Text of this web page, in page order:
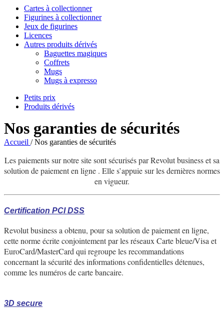
Cartes à collectionner
Figurines à collectionner
Jeux de figurines
Licences
Autres produits dérivés
Baguettes magiques
Coffrets
Mugs
Mugs à expresso
Petits prix
Produits dérivés
Nos garanties de sécurités
Accueil / Nos garanties de sécurités
Les paiements sur notre site sont sécurisés par Revolut business et sa
solution de paiement en ligne . Elle s’appuie sur les dernières normes
en vigueur.
Certification PCI DSS
Revolut business a obtenu, pour sa solution de paiement en ligne,
cette norme écrite conjointement par les réseaux Carte bleue/Visa et
EuroCard/MasterCard qui regroupe les recommandations
concernant la sécurité des informations confidentielles détenues,
comme les numéros de carte bancaire.
3D secure